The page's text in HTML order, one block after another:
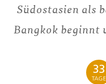
Südostasien als
Bangkok beginnt
33
TAGE